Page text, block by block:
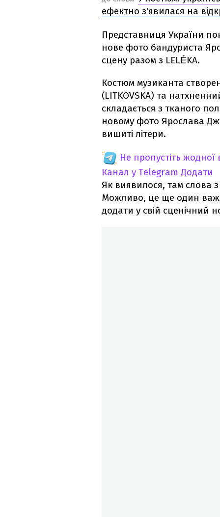
ефектно з'явилася на
Представниця України
нове фото бандуриста
сцену разом з LELÉKA.
Костюм музиканта
(LITKOVSKA) та
складається з тканого
новому фото Ярослава
вишиті літери.
Не пропустіть
Канал у Telegram Додати
Як виявилося, там слова
Можливо, це ще один
додати у свій сценічний